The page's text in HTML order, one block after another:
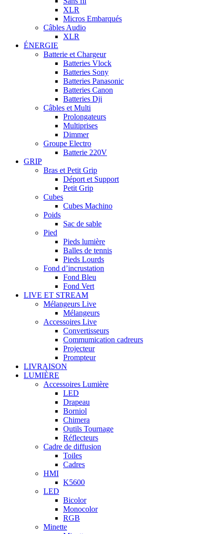
XLR
Micros Embarqués
Câbles Audio
XLR
ÉNERGIE
Batterie et Chargeur
Batteries Vlock
Batteries Sony
Batteries Panasonic
Batteries Canon
Batteries Dji
Câbles et Multi
Prolongateurs
Multiprises
Dimmer
Groupe Electro
Batterie 220V
GRIP
Bras et Petit Grip
Déport et Support
Petit Grip
Cubes
Cubes Machino
Poids
Sac de sable
Pied
Pieds lumière
Balles de tennis
Pieds Lourds
Fond d’incrustation
Fond Bleu
Fond Vert
LIVE ET STREAM
Mélangeurs Live
Mélangeurs
Accessoires Live
Convertisseurs
Commumication cadreurs
Projecteur
Prompteur
LIVRAISON
LUMIÈRE
Accessoires Lumière
LED
Drapeau
Borniol
Chimera
Outils Tournage
Réflecteurs
Cadre de diffusion
Toiles
Cadres
HMI
K5600
LED
Bicolor
Monocolor
RGB
Minette